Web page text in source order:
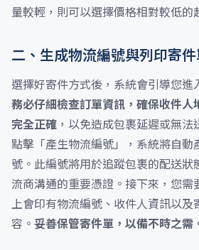
量較輕，則可以選擇價格相對較低的
二、生成物流編號與列印寄件
選擇好寄件方式後，系統會引導您進
務必仔細檢查訂單資訊，確保收件人
完全正確 ，以免造成包裹延遲或無法
點擊「產生物流編號」，系統將自動
號。此編號將用於追蹤包裹的配送狀
流商溝通的重要憑證。接下來，您需
上會印有物流編號、收件人資訊以及
容。 妥善保管寄件單，以備不時之需